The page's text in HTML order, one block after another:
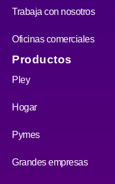
Trabaja con nosotros
Oficinas comerciales
Productos
Pley
Hogar
Pymes
Grandes empresas